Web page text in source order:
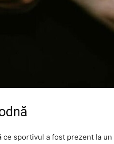
sportivul a fost prezent la